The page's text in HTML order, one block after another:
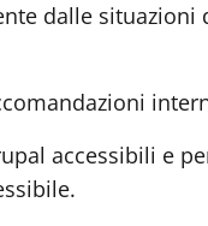
dalle
accessibili e